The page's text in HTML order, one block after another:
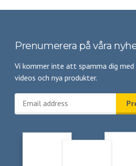
Prenumerera på våra
Vi kommer inte att spamma dig
videos och nya produkter.